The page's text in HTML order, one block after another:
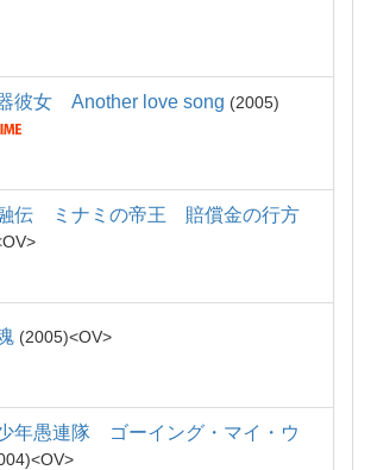
彼女 Another love song
2005
伝 ミナミの帝王 賠償金の行方
OV
2005 OV
年愚連隊 ゴーイング・マイ・ウ
OV